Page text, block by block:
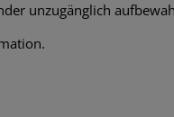
unzugänglich